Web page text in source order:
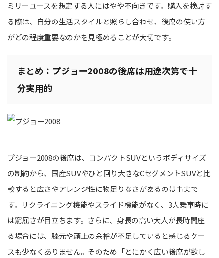
ミリーユースを想定する人にはやや不向きです。購入を検討す
る際は、自分の生活スタイルと照らし合わせ、後席の使い方
がどの程度重要なのかを見極めることが大切です。
まとめ：プジョー2008の後席は用途次第で十
分実用的
プジョー2008の後席は、コンパクトSUVというボディサイズ
の制約から、国産SUVやひと回り大きなCセグメントSUVと比
較すると広さやアレンジ性に物足りなさがあるのは事実で
す。リクライニング機能やスライド機能がなく、3人乗車時に
は窮屈さが目立ちます。さらに、身長の高い大人が長時間座
る場合には、膝元や頭上の余裕が不足していると感じるケー
スも少なくありません。そのため「とにかく広い後席が欲し